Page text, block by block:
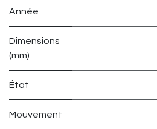
Année
Dimensions
(mm)
État
Mouvement